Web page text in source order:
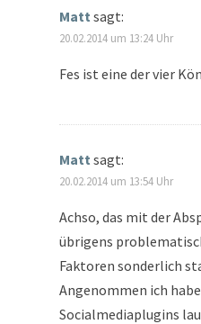
Matt sagt:
20.02.2014 um 13:24 Uhr
Fes ist eine der vier
Matt sagt:
20.02.2014 um 13:54 Uhr
Achso, das mit der
übrigens
Faktoren sonderlich
Angenommen ich
Socialmediaplugins